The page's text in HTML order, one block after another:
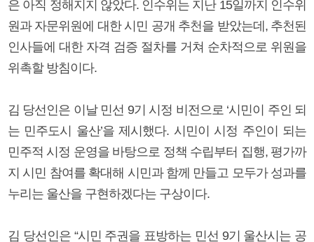
은 아직 정해지지 않았다. 인수위는 지난 15일까지 인수위
원과 자문위원에 대한 시민 공개 추천을 받았는데, 추천된
인사들에 대한 자격 검증 절차를 거쳐 순차적으로 위원을
위촉할 방침이다.
김 당선인은 이날 민선 9기 시정 비전으로 ‘시민이 주인 되
는 민주도시 울산’을 제시했다. 시민이 시정 주인이 되는
민주적 시정 운영을 바탕으로 정책 수립부터 집행, 평가까
지 시민 참여를 확대해 시민과 함께 만들고 모두가 성과를
누리는 울산을 구현하겠다는 구상이다.
김 당선인은 “시민 주권을 표방하는 민선 9기 울산시는 공